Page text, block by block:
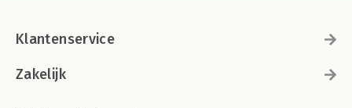
Klantenservice
Zakelijk